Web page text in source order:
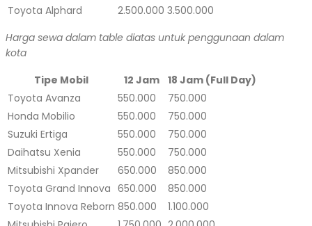
Toyota Alphard
2.500.000 3.500.000
Harga sewa dalam table diatas untuk penggunaan dalam
kota
Tipe Mobil
12 Jam
18 Jam (Full Day)
Toyota Avanza
550.000
750.000
Honda Mobilio
550.000
750.000
Suzuki Ertiga
550.000
750.000
Daihatsu Xenia
550.000
750.000
Mitsubishi Xpander
650.000
850.000
Toyota Grand Innova 650.000
850.000
Toyota Innova Reborn 850.000
1.100.000